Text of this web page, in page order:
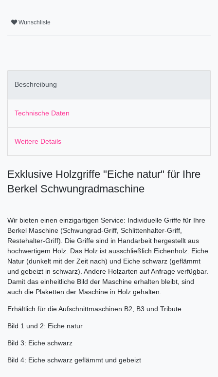
Wunschliste
Beschreibung
Technische Daten
Weitere Details
Exklusive Holzgriffe "Eiche natur" für Ihre
Berkel Schwungradmaschine
Wir bieten einen einzigartigen Service: Individuelle Griffe für Ihre
Berkel Maschine (Schwungrad-Griff, Schlittenhalter-Griff,
Restehalter-Griff). Die Griffe sind in Handarbeit hergestellt aus
hochwertigem Holz. Das Holz ist ausschließlich Eichenholz. Eiche
Natur (dunkelt mit der Zeit nach) und Eiche schwarz (geflämmt
und gebeizt in schwarz). Andere Holzarten auf Anfrage verfügbar.
Damit das einheitliche Bild der Maschine erhalten bleibt, sind
auch die Plaketten der Maschine in Holz gehalten.
Erhältlich für die Aufschnittmaschinen B2, B3 und Tribute.
Bild 1 und 2: Eiche natur
Bild 3: Eiche schwarz
Bild 4: Eiche schwarz geflämmt und gebeizt